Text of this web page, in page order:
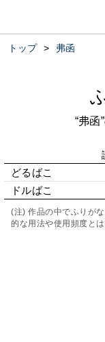
トップ > 弗函
“弗函
どるばこ
ドルばこ
(注) 作品の中でふりが
的な用法や使用頻度と